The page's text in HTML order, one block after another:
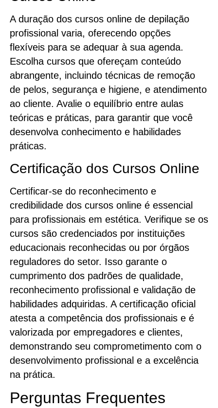
A duração dos cursos online de depilação
profissional varia, oferecendo opções
flexíveis para se adequar à sua agenda.
Escolha cursos que ofereçam conteúdo
abrangente, incluindo técnicas de remoção
de pelos, segurança e higiene, e atendimento
ao cliente. Avalie o equilíbrio entre aulas
teóricas e práticas, para garantir que você
desenvolva conhecimento e habilidades
práticas.
Certificação dos Cursos Online
Certificar-se do reconhecimento e
credibilidade dos cursos online é essencial
para profissionais em estética. Verifique se os
cursos são credenciados por instituições
educacionais reconhecidas ou por órgãos
reguladores do setor. Isso garante o
cumprimento dos padrões de qualidade,
reconhecimento profissional e validação de
habilidades adquiridas. A certificação oficial
atesta a competência dos profissionais e é
valorizada por empregadores e clientes,
demonstrando seu comprometimento com o
desenvolvimento profissional e a excelência
na prática.
Perguntas Frequentes